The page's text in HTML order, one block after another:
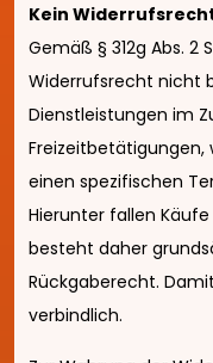
Kein
Gemäß § 312g Abs. 2
Widerrufsrecht nicht
Dienstleistungen im
Freizeitbetätigungen,
einen spezifischen
Hierunter fallen
besteht daher
Rückgaberecht.
verbindlich.